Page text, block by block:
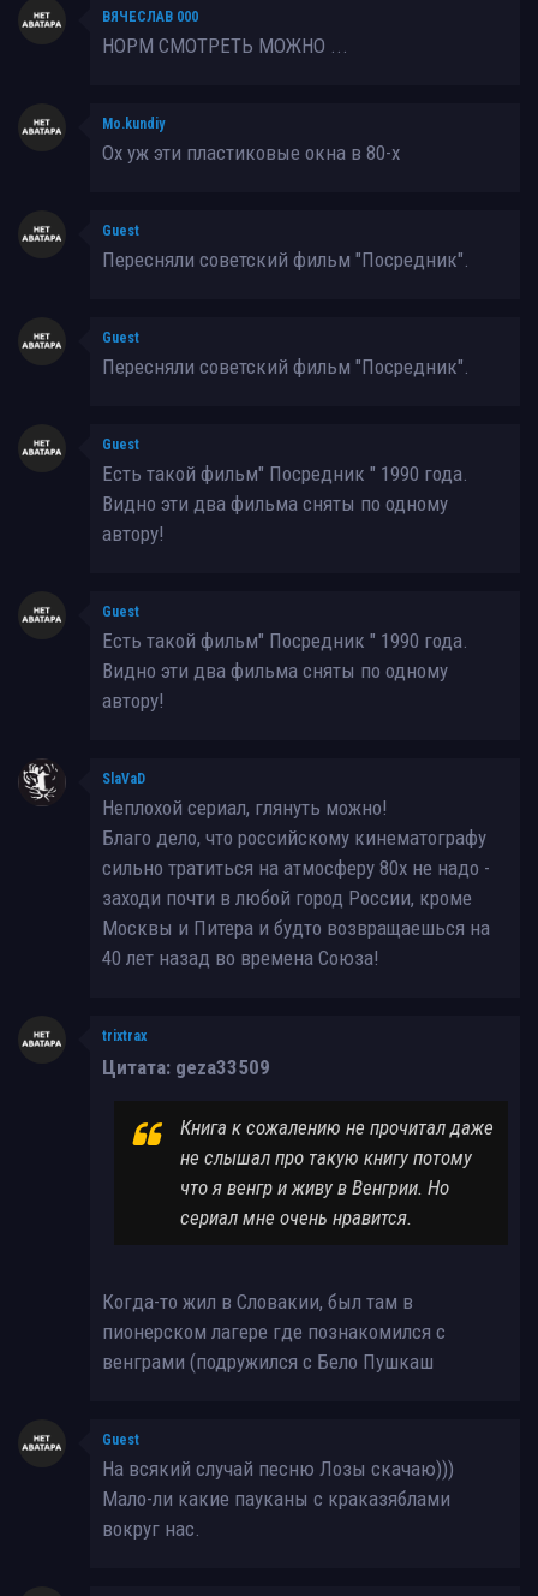
ВЯЧЕСЛАВ 000
НОРМ СМОТРЕТЬ МОЖНО ...
Mo.kundiy
Ох уж эти пластиковые окна в 80-х
Guest
Пересняли советский фильм "Посредник".
Guest
Пересняли советский фильм "Посредник".
Guest
Есть такой фильм" Посредник " 1990 года.
Видно эти два фильма сняты по одному
автору!
Guest
Есть такой фильм" Посредник " 1990 года.
Видно эти два фильма сняты по одному
автору!
SlaVaD
Неплохой сериал, глянуть можно!
Благо дело, что российскому кинематографу
сильно тратиться на атмосферу 80х не надо -
заходи почти в любой город России, кроме
Москвы и Питера и будто возвращаешься на
40 лет назад во времена Союза!
trixtrax
Цитата: geza33509
Книга к сожалению не прочитал даже
не слышал про такую книгу потому
что я венгр и живу в Венгрии. Но
сериал мне очень нравится.
Когда-то жил в Словакии, был там в
пионерском лагере где познакомился с
венграми (подружился с Бело Пушкаш
Guest
На всякий случай песню Лозы скачаю)))
Мало-ли какие пауканы с краказяблами
вокруг нас.